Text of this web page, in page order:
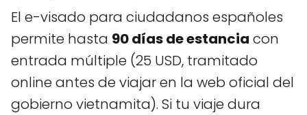
El e-visado para ciudadanos españoles
permite hasta 90 días de estancia con
entrada múltiple (25 USD, tramitado
online antes de viajar en la web oficial del
gobierno vietnamita). Si tu viaje dura